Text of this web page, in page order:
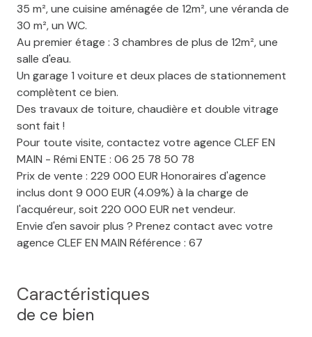
35 m², une cuisine aménagée de 12m², une véranda de
30 m², un WC.
Au premier étage : 3 chambres de plus de 12m², une
salle d'eau.
Un garage 1 voiture et deux places de stationnement
complètent ce bien.
Des travaux de toiture, chaudière et double vitrage
sont fait !
Pour toute visite, contactez votre agence CLEF EN
MAIN - Rémi ENTE : 06 25 78 50 78
Prix de vente : 229 000 EUR Honoraires d'agence
inclus dont 9 000 EUR (4.09%) à la charge de
l'acquéreur, soit 220 000 EUR net vendeur.
Envie d'en savoir plus ? Prenez contact avec votre
agence CLEF EN MAIN Référence : 67
Caractéristiques
de ce bien